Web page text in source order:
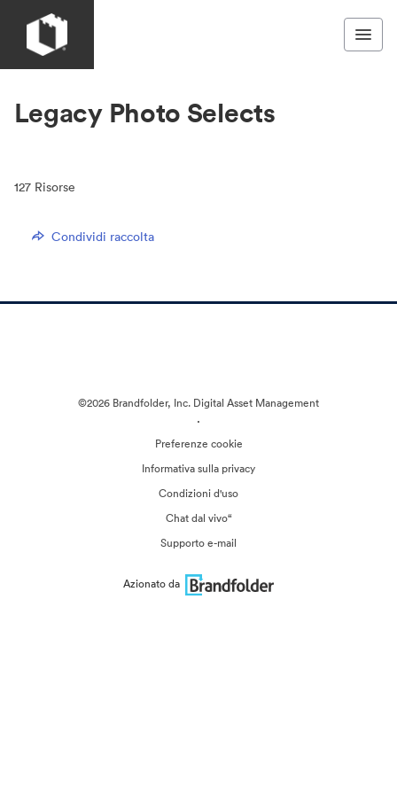
Legacy Photo Selects
127 Risorse
Condividi raccolta
©2026 Brandfolder, Inc. Digital Asset Management
·
Preferenze cookie
Informativa sulla privacy
Condizioni d'uso
Chat dal vivo“
Supporto e-mail
Azionato da